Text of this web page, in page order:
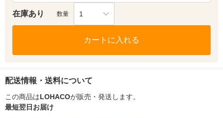
在庫あり 数量 1
カートに入れる
配送情報・送料について
この商品はLOHACOが販売・発送します。
最短翌日お届け